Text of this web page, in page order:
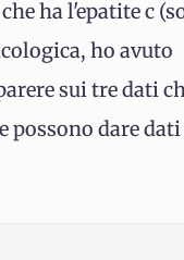
ha l'epatite c
ho avuto
sui tre dati
possono dare